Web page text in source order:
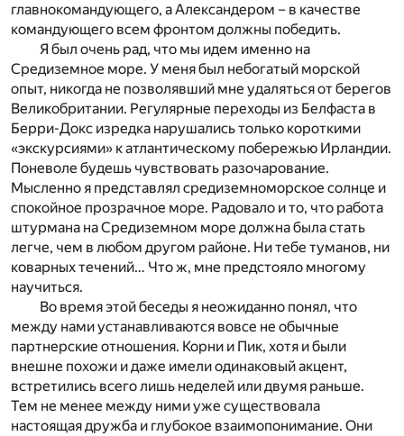
главнокомандующего, а Александером – в качестве
командующего всем фронтом должны победить.
Я был очень рад, что мы идем именно на
Средиземное море. У меня был небогатый морской
опыт, никогда не позволявший мне удаляться от берегов
Великобритании. Регулярные переходы из Белфаста в
Берри-Докс изредка нарушались только короткими
«экскурсиями» к атлантическому побережью Ирландии.
Поневоле будешь чувствовать разочарование.
Мысленно я представлял средиземноморское солнце и
спокойное прозрачное море. Радовало и то, что работа
штурмана на Средиземном море должна была стать
легче, чем в любом другом районе. Ни тебе туманов, ни
коварных течений… Что ж, мне предстояло многому
научиться.
Во время этой беседы я неожиданно понял, что
между нами устанавливаются вовсе не обычные
партнерские отношения. Корни и Пик, хотя и были
внешне похожи и даже имели одинаковый акцент,
встретились всего лишь неделей или двумя раньше.
Тем не менее между ними уже существовала
настоящая дружба и глубокое взаимопонимание. Они